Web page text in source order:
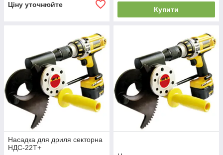
Ціну уточнюйте
Купити
Насадка для дриля секторна
НДС-22Т+